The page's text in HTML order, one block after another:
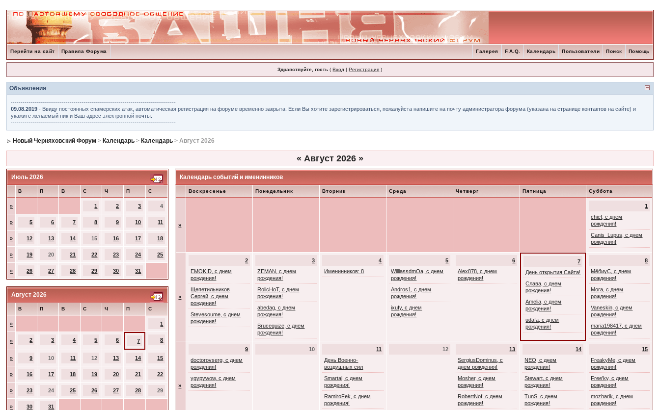
Перейти на сайт Правила Форума Помощь
Поиск
Пользователи
Календарь
F.A.Q.
Галерея
Здравствуйте, гость (Вход |Регистрация )
Объявления
------------------------------------------------------------------------------------
09.08.2019 - Ввиду постоянных спамерских атак, автоматическая регистрация на форуме временно закрыта. Если Вы хотите зарегистрироваться, пожалуйста напишите на почту администратора форума (указана на странице контактов на сайте) и
укажите желаемый ник и Ваш адрес электронной почты.
------------------------------------------------------------------------------------
Новый Черняховский Форум > Календарь > Календарь > Август 2026
« Август 2026 »
Июль 2026
В П В С Ч П С
» 1 2 3 4
» 5 6 7 8 9 10 11
» 12 13 14 15 16 17 18
» 19 20 21 22 23 24 25
» 26 27 28 29 30 31
Август 2026
В П В С Ч П С
» 1
» 2 3 4 5 6 7 8
» 9 10 11 12 13 14 15
» 16 17 18 19 20 21 22
» 23 24 25 26 27 28 29
» 30 31
Календарь событий и именинников
Воскресенье Понедельник Вторник Среда Четверг Пятница Суббота
»
1
chief, с днем
рождения!
Canis_Lupus, с днем
рождения!
»
2
EMOKID, с днем
рождения!
Щепетильников
Сергей, с днем
рождения!
Stevesoume, с днем
рождения!
3
ZEMAN, с днем
рождения!
RolicHoT, с днем
рождения!
abedag, с днем
рождения!
Brucequize, с днем
рождения!
4
Именинников: 8
5
WilliassdmOa, с днем
рождения!
Andros1, с днем
рождения!
ixufy, с днем
рождения!
6
Alex878, с днем
рождения!
7
День открытия Сайта!
Слава, с днем
рождения!
Amelia, с днем
рождения!
udafa, с днем
рождения!
8
МёбиуС, с днем
рождения!
Mora, с днем
рождения!
Vaneskin, с днем
рождения!
maria198417, с днем
рождения!
»
9
doctorovserg, с днем
рождения!
ygypywow, с днем
рождения!
10
11
День Военно-
воздушных сил
Smartal, с днем
рождения!
RamiroFek, с днем
рождения!
12
13
SergiusDominus, с
днем рождения!
Mosher, с днем
рождения!
RobertNof, с днем
рождения!
14
NEO, с днем
рождения!
Stewart, с днем
рождения!
TunS, с днем
рождения!
15
FreakyMe, с днем
рождения!
Free'ky, с днем
рождения!
mozharik, с днем
рождения!